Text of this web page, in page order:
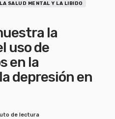
SALUD MENTAL Y LA LIBIDO
la
uso de
en la
depresión en
de lectura